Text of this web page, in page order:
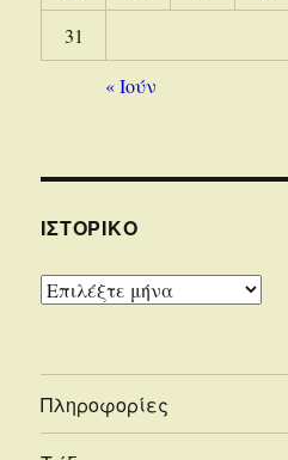
31
« Ιούν
ΙΣΤΟΡΙΚΌ
Ιστορικό
Πληροφορίες